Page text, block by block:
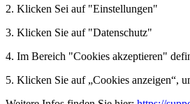
2. Klicken Sei auf "Einstellungen"
3. Klicken Sie auf "Datenschutz"
4. Im Bereich "Cookies akzeptieren"
5. Klicken Sie auf „Cookies anzeigen“,